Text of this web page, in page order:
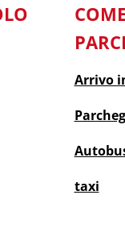
Arrivo
taxi